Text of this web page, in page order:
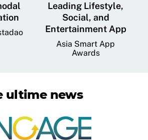
Leading Lifestyle,
Social, and
Entertainment App
Asia Smart App
Awards
ultime news